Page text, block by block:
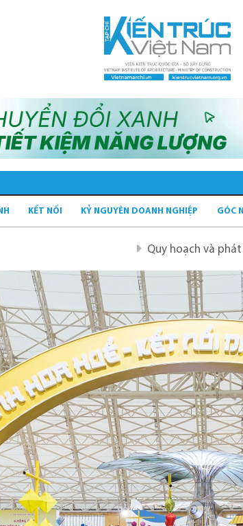
KẾT NỐI KỶ NGUYÊN DOANH NGHIỆP GÓC
Quy hoạch và phát triển hạ tầng giao